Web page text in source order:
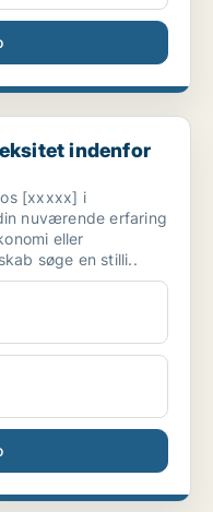
skat for ...
indenfor
[xxxxx] i
nuværende erfaring
eller
søge en stilli..